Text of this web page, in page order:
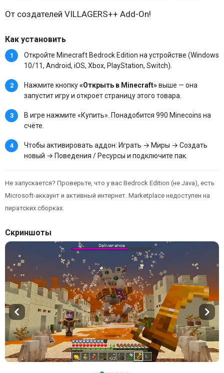
От создателей VILLAGERS++ Add-On!
Как установить
Откройте Minecraft Bedrock Edition на устройстве (Windows
10/11, Android, iOS, Xbox, PlayStation, Switch).
Нажмите кнопку«Открыть в Minecraft»выше — она
запустит игру и откроет страницу этого товара.
В игре нажмите «Купить». Понадобится 990 Minecoins на
счёте.
Чтобы активировать аддон: Играть → Миры → Создать
новый → Поведения / Ресурсы и подключите пак.
Не запускается? Проверьте, что у вас Bedrock Edition (не Java), есть
Microsoft-аккаунт и активный интернет. Marketplace недоступен на
пиратских сборках.
Скриншоты